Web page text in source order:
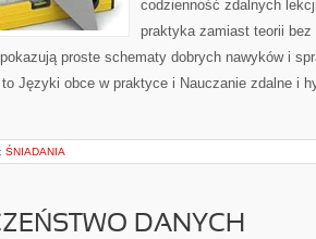
codzienność zdalnych
praktyka zamiast teorii
proste schematy dobrych nawyków i
to Języki obce w praktyce i Nauczanie zdalne i
ŚNIADANIA
DANYCH